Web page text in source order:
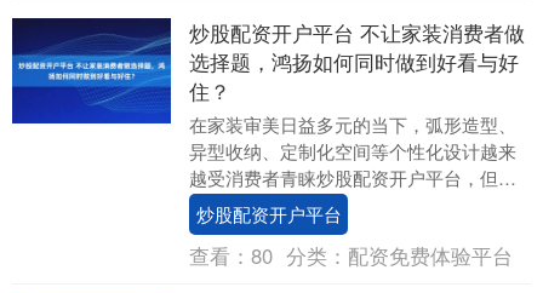
炒股配资开户平台 不让家装消费者做
选择题，鸿扬如何同时做到好看与好
住？
在家装审美日益多元的当下，弧形造型、
异型收纳、定制化空间等个性化设计越来
越受消费者青睐炒股配资开户平台，但传
统家装模式下，设计图惊艳，落地效果打
折的痛点依旧存在....
炒股配资开户平台
查看： 80 分类： 配资免费体验平台